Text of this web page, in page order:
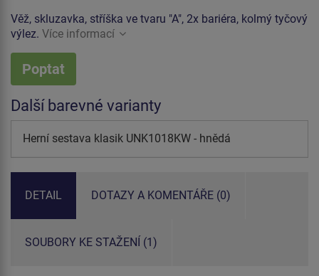
Věž, skluzavka, stříška ve tvaru "A", 2x bariéra, kolmý tyčový
výlez. Více informací
Poptat
Další barevné varianty
Herní sestava klasik UNK1018KW - hnědá
DETAIL DOTAZY A KOMENTÁŘE (0)
SOUBORY KE STAŽENÍ (1)